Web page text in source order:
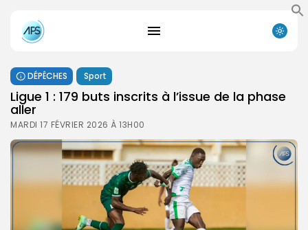
DÉPÊCHES Sport
Ligue 1 : 179 buts inscrits à l’issue de la phase
aller
MARDI 17 FÉVRIER 2026 À 13H00